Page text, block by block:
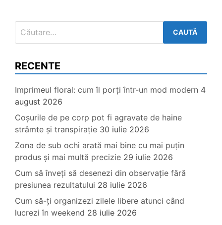
după:
RECENTE
Imprimeul floral: cum îl porți într-un mod modern 4
august 2026
Coșurile de pe corp pot fi agravate de haine
strâmte și transpirație 30 iulie 2026
Zona de sub ochi arată mai bine cu mai puțin
produs și mai multă precizie 29 iulie 2026
Cum să înveți să desenezi din observație fără
presiunea rezultatului 28 iulie 2026
Cum să-ți organizezi zilele libere atunci când
lucrezi în weekend 28 iulie 2026